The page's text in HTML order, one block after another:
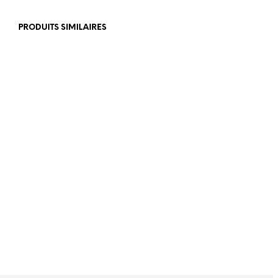
PRODUITS SIMILAIRES